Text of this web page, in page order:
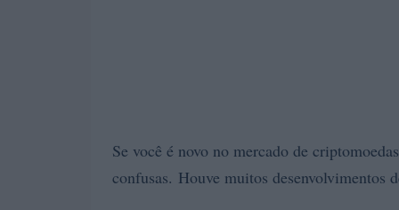
Se você é novo no mercado de
confusas. Houve muitos desenvolvimentos